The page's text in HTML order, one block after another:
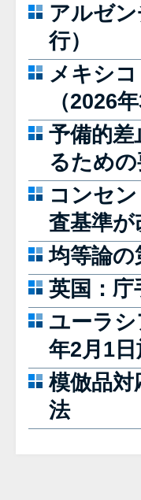
アルゼ
行）
メキシ
（2026
予備的差
るため
コンセ
査基準
均等論の
英国：庁
ユーラ
年2月1日
模倣品対
法